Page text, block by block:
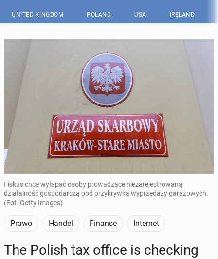
UNITED KINGDOM POLAND USA IRELAND
Fiskus chce wyłapać osoby prowadzące niezarejestrowaną
działalność gospodarczą pod przykrywką wyprzedaży garażowych.
(Fot. Getty Images)
Prawo Handel Finanse Internet
The Polish tax office is check­ing